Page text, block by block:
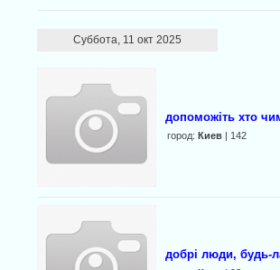
Суббота, 11 окт 2025
допоможіть хто
город: Киев| 142
добрі люди, будь-